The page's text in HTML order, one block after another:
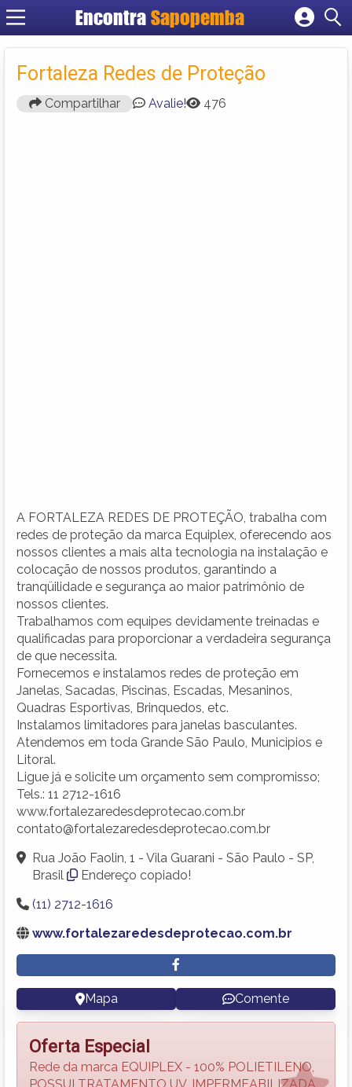
Encontra Sapopemba
Cadastrar empresa
Criar conta
Fortaleza Redes de Proteção
Compartilhar Avalie! 476
A FORTALEZA REDES DE PROTEÇÃO, trabalha com
redes de proteção da marca Equiplex, oferecendo aos
nossos clientes a mais alta tecnologia na instalação e
colocação de nossos produtos, garantindo a
tranqüilidade e segurança ao maior patrimônio de
nossos clientes.
Trabalhamos com equipes devidamente treinadas e
qualificadas para proporcionar a verdadeira segurança
de que necessita.
Fornecemos e instalamos redes de proteção em
Janelas, Sacadas, Piscinas, Escadas, Mesaninos,
Quadras Esportivas, Brinquedos, etc.
Instalamos limitadores para janelas basculantes.
Atendemos em toda Grande São Paulo, Municipios e
Litoral.
Ligue já e solicite um orçamento sem compromisso;
Tels.: 11 2712-1616
www.fortalezaredesdeprotecao.com.br
contato@fortalezaredesdeprotecao.com.br
Rua João Faolin, 1 - Vila Guarani - São Paulo - SP,
Brasil
Endereço copiado!
(11) 2712-1616
www.fortalezaredesdeprotecao.com.br
Mapa Comente
Oferta Especial
Rede da marca EQUIPLEX - 100% POLIETILENO,
POSSUI TRATAMENTO UV, IMPERMEABILIZADA ,